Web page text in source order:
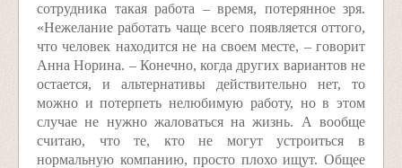
сотрудника такая работа – время, потерянное зря.
«Нежелание работать чаще всего появляется оттого,
что человек находится не на своем месте, – говорит
Анна Норина. – Конечно, когда других вариантов не
остается, и альтернативы действительно нет, то
можно и потерпеть нелюбимую работу, но в этом
случае не нужно жаловаться на жизнь. А вообще
считаю, что те, кто не могут устроиться в
нормальную компанию, просто плохо ищут. Общее